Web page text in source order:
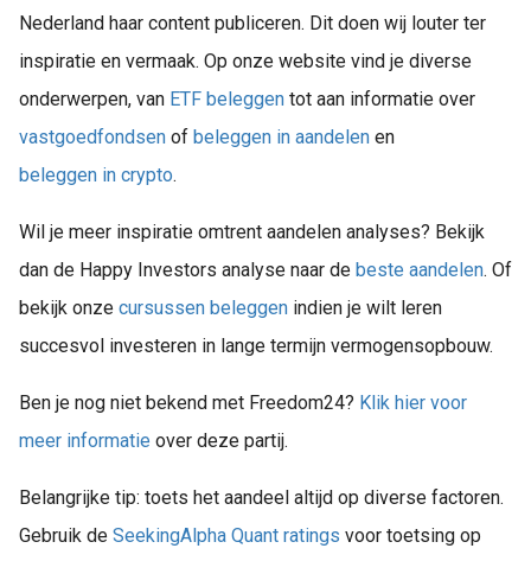
Nederland haar content publiceren. Dit doen wij louter ter
inspiratie en vermaak. Op onze website vind je diverse
onderwerpen, van ETF beleggen tot aan informatie over
vastgoedfondsen of beleggen in aandelen en
beleggen in crypto.
Wil je meer inspiratie omtrent aandelen analyses? Bekijk
dan de Happy Investors analyse naar de beste aandelen. Of
bekijk onze cursussen beleggen indien je wilt leren
succesvol investeren in lange termijn vermogensopbouw.
Ben je nog niet bekend met Freedom24? Klik hier voor
meer informatie over deze partij.
Belangrijke tip: toets het aandeel altijd op diverse factoren.
Gebruik de SeekingAlpha Quant ratings voor toetsing op